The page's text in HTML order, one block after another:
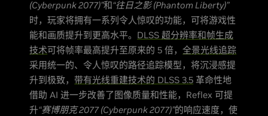
(Cyberpunk 2077)”和“往日之影 (Phantom Liberty)”
时，玩家将拥有一系列令人惊叹的功能，可将游戏性
能和画质提升到更高水平。 DLSS 超分辨率和帧生成
技术可将帧率最高提升至原来的 5 倍，全景光线追踪
采用统一的、令人惊叹的路径追踪模型，将沉浸感提
升到极致，带有光线重建技术的 DLSS 3.5 革命性地
借助 AI 进一步改善了图像质量和性能，Reflex 可提
升“赛博朋克 2077 (Cyberpunk 2077)”的响应速度，使